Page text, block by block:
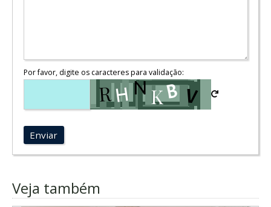
Por favor, digite os caracteres para validação:
Enviar
Veja também